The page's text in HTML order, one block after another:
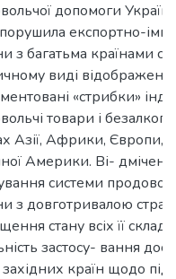
допомоги
експортно-
з багатьма країнами
виді відображені
«стрибки»
товари і
Азії, Африки, Європи,
Америки. Ві- дмічена
системи
з довготривалою
стану всіх її
застосу- вання
країн щодо